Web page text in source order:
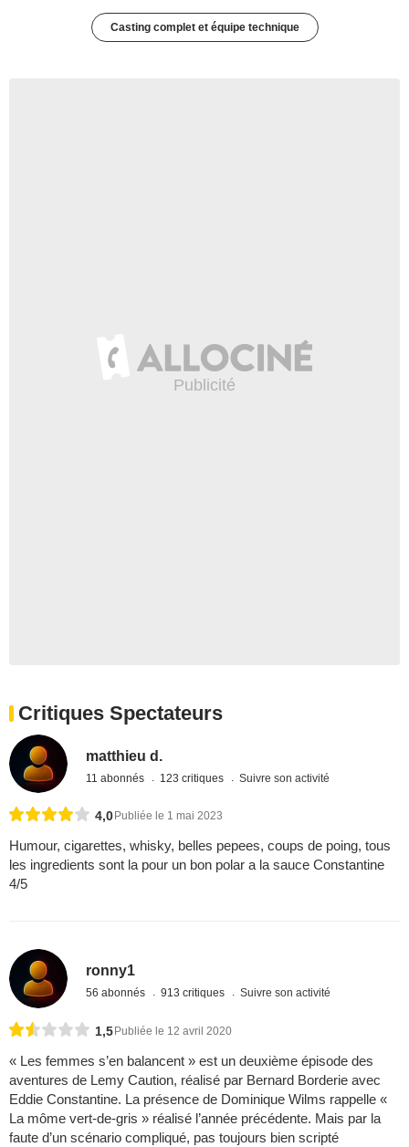
Casting complet et équipe technique
Critiques Spectateurs
matthieu d.
11 abonnés 123 critiques Suivre son activité
4,0 Publiée le 1 mai 2023
Humour, cigarettes, whisky, belles pepees, coups de poing, tous
les ingredients sont la pour un bon polar a la sauce Constantine
4/5
ronny1
56 abonnés 913 critiques Suivre son activité
1,5Publiée le 12 avril 2020
« Les femmes s’en balancent » est un deuxième épisode des
aventures de Lemy Caution, réalisé par Bernard Borderie avec
Eddie Constantine. La présence de Dominique Wilms rappelle «
La môme vert-de-gris » réalisé l’année précédente. Mais par la
faute d’un scénario compliqué, pas toujours bien scripté